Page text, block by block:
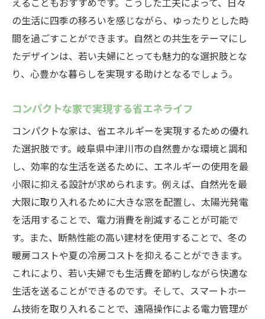
自然を身近に感じる家づくりの秘訣
若い夫婦必見！岐阜県中津川市のコンパクトな
家で快適生活を実現
若い夫婦に最適なコンパクト住宅の選び方
快適なリビングスペースの作り方
中津川市で叶えるアクティブなライフスタ
イル
夫婦の絆を深める家での時間
初めての家づくりで注意すべきポイント
自然豊かな中津川市で暮らす若い夫婦のための
コンパクトな家のアイデア
自然と調和するデザインの住宅
エコロジカルな暮らしを実現する方法
庭先で楽しむガーデニングの魅力
自然が育む子育て環境の良さ
の生活に四季の移ろいを感じながら、ゆったりとした時
間を過ごすことができます。自然との共生をテーマにし
たデザインは、若い夫婦にとっても魅力的な選択肢とな
り、心豊かな暮らしを実現する助けとなるでしょう。
コンパクトな家で実現する省エネライフ
コンパクトな家は、省エネルギーを実現するための優れ
た選択肢です。岐阜県中津川市の自然豊かな環境と調和
し、効率的な生活を送るために、エネルギーの使用を最
小限に抑える設計が求められます。例えば、自然光を最
大限に取り入れるために大きな窓を配置し、太陽光発電
を活用することで、電力消費を削減することが可能で
す。また、断熱性能の高い建材を使用することで、冬の
暖房コストや夏の冷房コストを抑えることができます。
これにより、若い夫婦でも生活費を節約しながら快適な
生活を送ることができるのです。そして、スマートホー
ム技術を取り入れることで、遠隔操作による電力管理が